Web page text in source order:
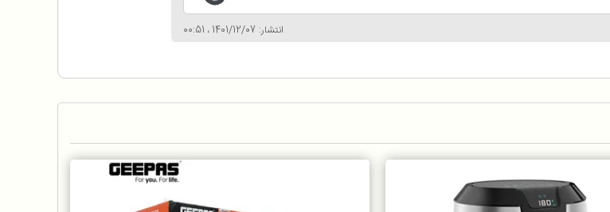
انتشار: 1401/12/07 ، 00:51